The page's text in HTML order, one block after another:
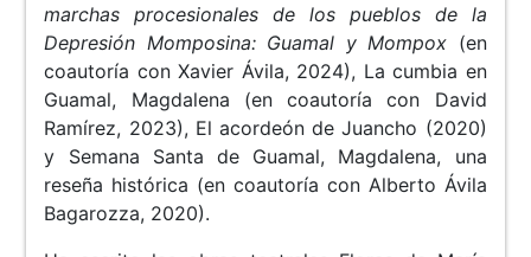
marchas procesionales de los pueblos de la
Depresión Momposina: Guamal y Mompox (en
coautoría con Xavier Ávila, 2024), La cumbia en
Guamal, Magdalena (en coautoría con David
Ramírez, 2023), El acordeón de Juancho (2020)
y Semana Santa de Guamal, Magdalena, una
reseña histórica (en coautoría con Alberto Ávila
Bagarozza, 2020).